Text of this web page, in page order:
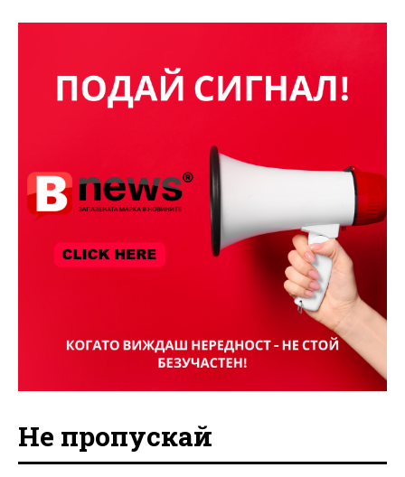
Не пропускай